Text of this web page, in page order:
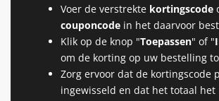
Voer de verstrekte kortingscode
couponcode in het daarvoor
Klik op de knop "Toepassen" of "
om de korting op uw bestelling
Zorg ervoor dat de kortingscode
ingewisseld en dat het totaal het